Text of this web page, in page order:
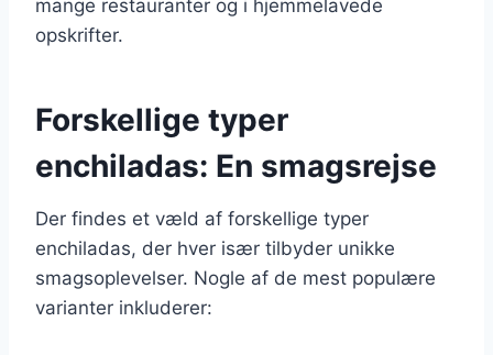
mange restauranter og i hjemmelavede
opskrifter.
Forskellige typer
enchiladas: En smagsrejse
Der findes et væld af forskellige typer
enchiladas, der hver især tilbyder unikke
smagsoplevelser. Nogle af de mest populære
varianter inkluderer: